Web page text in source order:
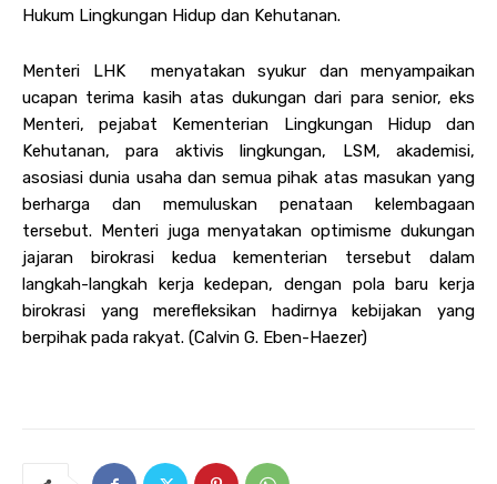
Hukum Lingkungan Hidup dan Kehutanan.
Menteri LHK menyatakan syukur dan menyampaikan
ucapan terima kasih atas dukungan dari para senior, eks
Menteri, pejabat Kementerian Lingkungan Hidup dan
Kehutanan, para aktivis lingkungan, LSM, akademisi,
asosiasi dunia usaha dan semua pihak atas masukan yang
berharga dan memuluskan penataan kelembagaan
tersebut. Menteri juga menyatakan optimisme dukungan
jajaran birokrasi kedua kementerian tersebut dalam
langkah-langkah kerja kedepan, dengan pola baru kerja
birokrasi yang merefleksikan hadirnya kebijakan yang
berpihak pada rakyat. (Calvin G. Eben-Haezer)